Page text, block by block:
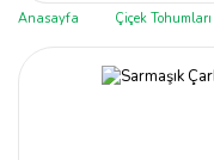
Anasayfa Çiçek Tohumları